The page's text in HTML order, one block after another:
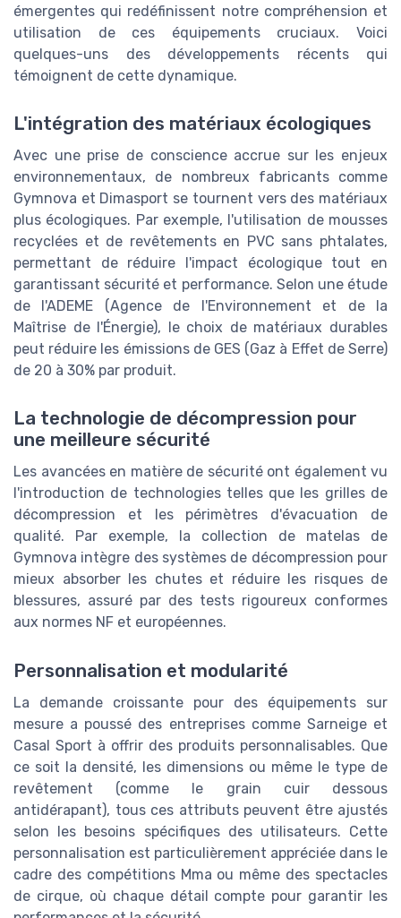
émergentes qui redéfinissent notre compréhension et
utilisation de ces équipements cruciaux. Voici
quelques-uns des développements récents qui
témoignent de cette dynamique.
L'intégration des matériaux écologiques
Avec une prise de conscience accrue sur les enjeux
environnementaux, de nombreux fabricants comme
Gymnova et Dimasport se tournent vers des matériaux
plus écologiques. Par exemple, l'utilisation de mousses
recyclées et de revêtements en PVC sans phtalates,
permettant de réduire l'impact écologique tout en
garantissant sécurité et performance. Selon une étude
de l'ADEME (Agence de l'Environnement et de la
Maîtrise de l'Énergie), le choix de matériaux durables
peut réduire les émissions de GES (Gaz à Effet de Serre)
de 20 à 30% par produit.
La technologie de décompression pour
une meilleure sécurité
Les avancées en matière de sécurité ont également vu
l'introduction de technologies telles que les grilles de
décompression et les périmètres d'évacuation de
qualité. Par exemple, la collection de matelas de
Gymnova intègre des systèmes de décompression pour
mieux absorber les chutes et réduire les risques de
blessures, assuré par des tests rigoureux conformes
aux normes NF et européennes.
Personnalisation et modularité
La demande croissante pour des équipements sur
mesure a poussé des entreprises comme Sarneige et
Casal Sport à offrir des produits personnalisables. Que
ce soit la densité, les dimensions ou même le type de
revêtement (comme le grain cuir dessous
antidérapant), tous ces attributs peuvent être ajustés
selon les besoins spécifiques des utilisateurs. Cette
personnalisation est particulièrement appréciée dans le
cadre des compétitions Mma ou même des spectacles
de cirque, où chaque détail compte pour garantir les